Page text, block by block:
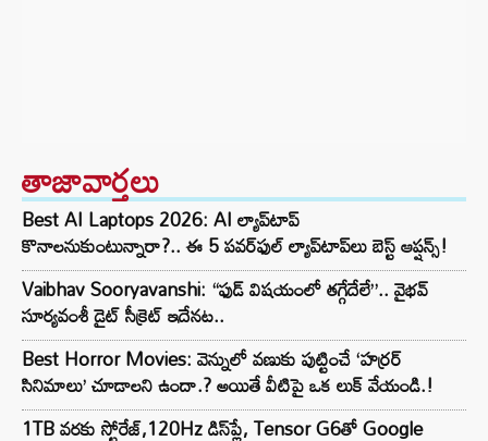
తాజావార్తలు
Best AI Laptops 2026: AI ల్యాప్‌టాప్
కొనాలనుకుంటున్నారా?.. ఈ 5 పవర్‌ఫుల్ ల్యాప్‌టాప్‌లు బెస్ట్ ఆప్షన్స్!
Vaibhav Sooryavanshi: “ఫుడ్ విషయంలో తగ్గేదేలే”.. వైభవ్
సూర్యవంశీ డైట్ సీక్రెట్ ఇదేనట..
Best Horror Movies: వెన్నులో వణుకు పుట్టించే ‘హర్రర్
సినిమాలు’ చూడాలని ఉందా.? అయితే వీటిపై ఒక లుక్ వేయండి.!
1TB వరకు స్టోరేజ్,120Hz డిస్‌ప్లే, Tensor G6తో Google